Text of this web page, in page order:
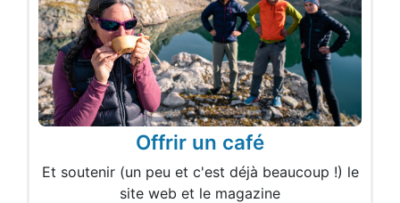
Offrir un café
Et soutenir (un peu et c'est déjà beaucoup !) le
site web et le magazine